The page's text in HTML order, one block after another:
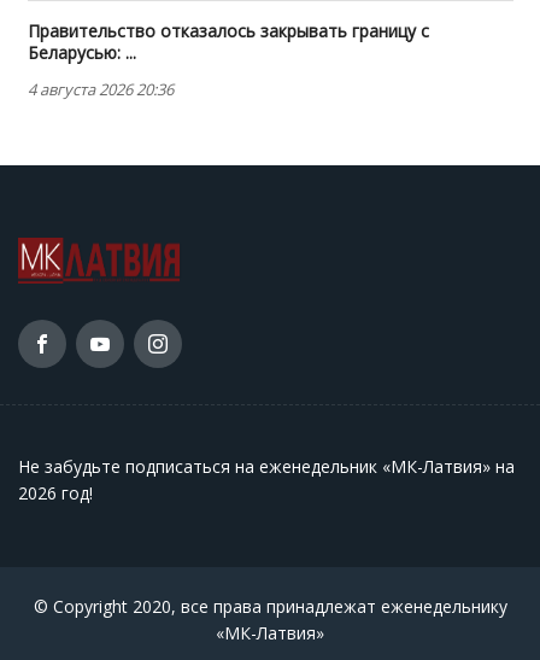
Правительство отказалось закрывать границу с
Беларусью: ...
4 августа 2026 20:36
Не забудьте подписаться на еженедельник «МК-Латвия» на
2026 год!
© Copyright 2020, все права принадлежат еженедельнику
«МК-Латвия»